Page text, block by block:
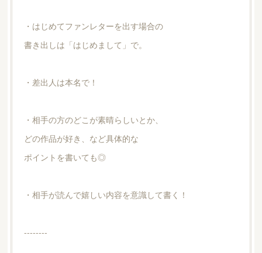
・はじめてファンレターを出す場合の
書き出しは「はじめまして」で。
・差出人は本名で！
・相手の方のどこが素晴らしいとか、
どの作品が好き、など具体的な
ポイントを書いても◎
・相手が読んで嬉しい内容を意識して書く！
--------